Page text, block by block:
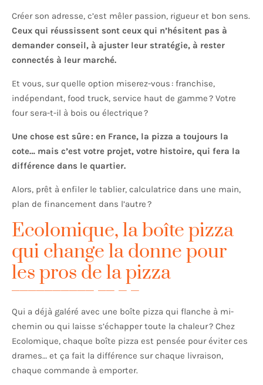
Créer son adresse, c’est mêler passion, rigueur et bon sens.
Ceux qui réussissent sont ceux qui n’hésitent pas à
demander conseil, à ajuster leur stratégie, à rester
connectés à leur marché.
Et vous, sur quelle option miserez-vous : franchise,
indépendant, food truck, service haut de gamme ? Votre
four sera-t-il à bois ou électrique ?
Une chose est sûre : en France, la pizza a toujours la
cote… mais c’est votre projet, votre histoire, qui fera la
différence dans le quartier.
Alors, prêt à enfiler le tablier, calculatrice dans une main,
plan de financement dans l’autre ?
Ecolomique, la boîte pizza
qui change la donne pour
les pros de la pizza
Qui a déjà galéré avec une boîte pizza qui flanche à mi-
chemin ou qui laisse s’échapper toute la chaleur ? Chez
Ecolomique, chaque boîte pizza est pensée pour éviter ces
drames… et ça fait la différence sur chaque livraison,
chaque commande à emporter.